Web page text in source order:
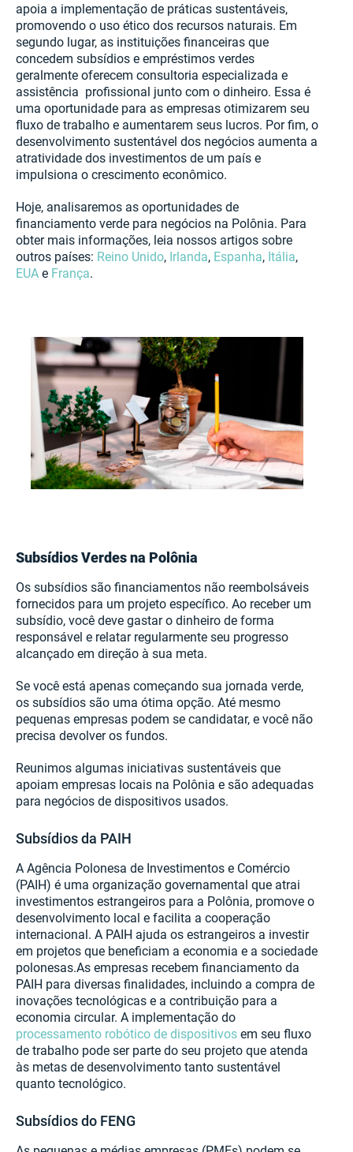
apoia a implementação de práticas sustentáveis,
promovendo o uso ético dos recursos naturais. Em
segundo lugar, as instituições financeiras que
concedem subsídios e empréstimos verdes
geralmente oferecem consultoria especializada e
assistência profissional junto com o dinheiro. Essa é
uma oportunidade para as empresas otimizarem seu
fluxo de trabalho e aumentarem seus lucros. Por fim, o
desenvolvimento sustentável dos negócios aumenta a
atratividade dos investimentos de um país e
impulsiona o crescimento econômico.
Hoje, analisaremos as oportunidades de
financiamento verde para negócios na Polônia. Para
obter mais informações, leia nossos artigos sobre
outros países: Reino Unido, Irlanda, Espanha, Itália,
EUA e França.
Subsídios Verdes na Polônia
Os subsídios são financiamentos não reembolsáveis
fornecidos para um projeto específico. Ao receber um
subsídio, você deve gastar o dinheiro de forma
responsável e relatar regularmente seu progresso
alcançado em direção à sua meta.
Se você está apenas começando sua jornada verde,
os subsídios são uma ótima opção. Até mesmo
pequenas empresas podem se candidatar, e você não
precisa devolver os fundos.
Reunimos algumas iniciativas sustentáveis que
apoiam empresas locais na Polônia e são adequadas
para negócios de dispositivos usados.
Subsídios da PAIH
A Agência Polonesa de Investimentos e Comércio
(PAIH) é uma organização governamental que atrai
investimentos estrangeiros para a Polônia, promove o
desenvolvimento local e facilita a cooperação
internacional. A PAIH ajuda os estrangeiros a investir
em projetos que beneficiam a economia e a sociedade
polonesas.As empresas recebem financiamento da
PAIH para diversas finalidades, incluindo a compra de
inovações tecnológicas e a contribuição para a
economia circular. A implementação do
processamento robótico de dispositivos em seu fluxo
de trabalho pode ser parte do seu projeto que atenda
às metas de desenvolvimento tanto sustentável
quanto tecnológico.
Subsídios do FENG